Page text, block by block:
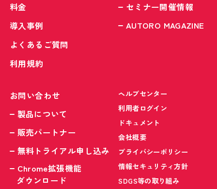
料金
導入事例
よくあるご質問
利用規約
セミナー開催情報
AUTORO MAGAZINE
お問い合わせ
製品について
販売パートナー
無料トライアル申し込み
Chrome拡張機能
ダウンロード
ヘルプセンター
利用者ログイン
ドキュメント
会社概要
プライバシーポリシー
情報セキュリティ方針
SDGS等の取り組み